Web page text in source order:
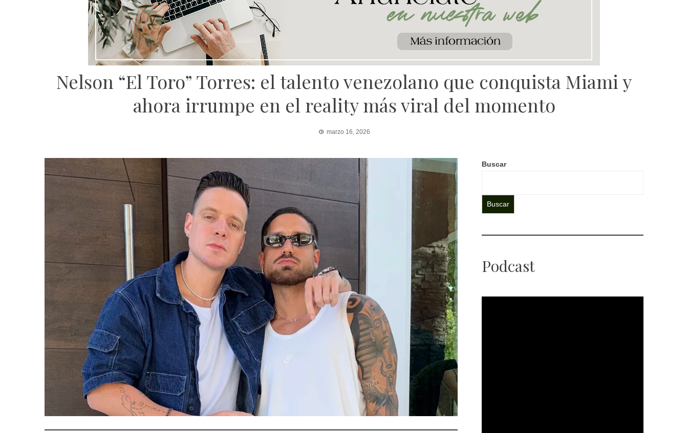
Nelson “El Toro” Torres: el talento venezolano que conquista Miami y
ahora irrumpe en el reality más viral del momento
marzo 16, 2026
Buscar
Buscar
Podcast